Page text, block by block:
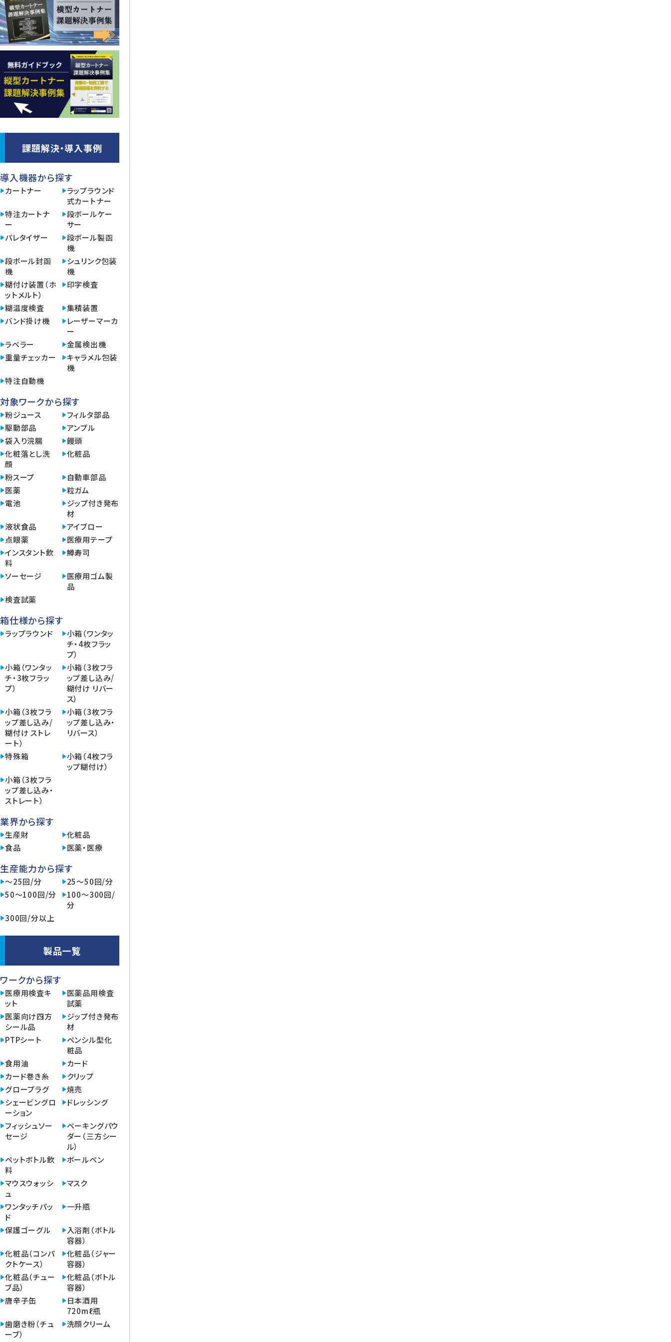
課題解決・導入事例
導入機器から探す
カートナー
ラップラウンド
式カートナー
特注カートナ
ー
段ボールケー
サー
パレタイザー
段ボール製函
機
段ボール封函
機
シュリンク包装
機
糊付け装置（ホ
ットメルト）
印字検査
糊温度検査
集積装置
バンド掛け機
レーザーマーカ
ー
ラベラー
金属検出機
重量チェッカー
キャラメル包装
機
特注自動機
対象ワークから探す
粉ジュース
フィルタ部品
駆動部品
アンプル
袋入り浣腸
饅頭
化粧落とし洗
顔
化粧品
粉スープ
自動車部品
医薬
粒ガム
電池
ジップ付き発布
材
液状食品
アイブロー
点眼薬
医療用テープ
インスタント飲
料
鱒寿司
ソーセージ
医療用ゴム製
品
検査試薬
箱仕様から探す
ラップラウンド
小箱（ワンタッ
チ・4枚フラッ
プ）
小箱（ワンタッ
チ・3枚フラッ
プ）
小箱（3枚フラ
ップ差し込み/
糊付け リバー
ス）
小箱（3枚フラ
ップ差し込み/
糊付け ストレ
ート）
小箱（3枚フラ
ップ差し込み・
リバース）
特殊箱
小箱（4枚フラ
ップ糊付け）
小箱（3枚フラ
ップ差し込み・
ストレート）
業界から探す
生産財
化粧品
食品
医薬・医療
生産能力から探す
～25回/分
25～50回/分
50～100回/分
100～300回/
分
300回/分以上
製品一覧
ワークから探す
医療用検査キ
ット
医薬品用検査
試薬
医薬向け四方
シール品
ジップ付き発布
材
PTPシート
ペンシル型化
粧品
食用油
カード
カード巻き糸
クリップ
グロープラグ
焼売
シェービングロ
ーション
ドレッシング
フィッシュソー
セージ
ベーキングパウ
ダー（三方シー
ル）
ペットボトル飲
料
ボールペン
マウスウォッシ
ュ
マスク
ワンタッチパッ
ド
一升瓶
保護ゴーグル
入浴剤（ボトル
容器）
化粧品（コンパ
クトケース）
化粧品（ジャー
容器）
化粧品（チュー
ブ品）
化粧品（ボトル
容器）
唐辛子缶
日本酒用
720mℓ瓶
歯磨き粉（チュ
ーブ）
洗顔クリーム